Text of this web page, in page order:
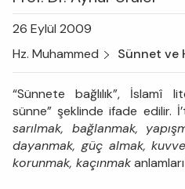
26 Eylül 2009
Hz. Muhammed
Sünnet ve
“Sünnete bağlılık”, İslamî
sünne” şeklinde ifade edilir.
sarılmak, bağlanmak,
dayanmak, güç almak,
korunmak, kaçınmak